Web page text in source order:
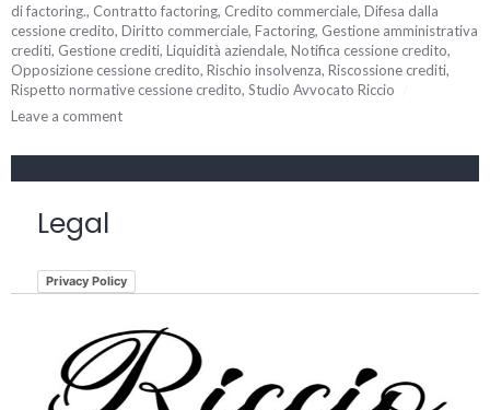
di factoring., Contratto factoring, Credito commerciale, Difesa dalla
cessione credito, Diritto commerciale, Factoring, Gestione amministrativa
crediti, Gestione crediti, Liquidità aziendale, Notifica cessione credito,
Opposizione cessione credito, Rischio insolvenza, Riscossione crediti,
Rispetto normative cessione credito, Studio Avvocato Riccio
Leave a comment
Legal
Privacy Policy